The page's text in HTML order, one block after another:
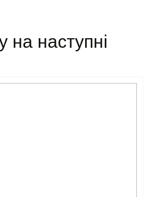
на наступні